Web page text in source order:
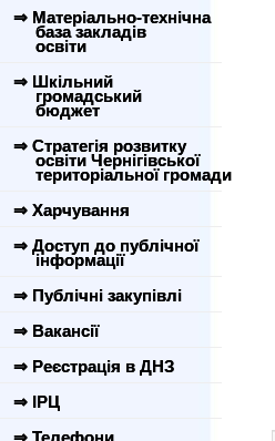
⇒ Матеріально-технічна
база закладів
освіти
⇒ Шкільний
громадський
бюджет
⇒ Стратегія розвитку
освіти Чернігівської
територіальної громади
⇒ Харчування
⇒ Доступ до публічної
інформації
⇒ Публічні закупівлі
⇒ Вакансії
⇒ Реєстрація в ДНЗ
⇒ ІРЦ
⇒ Телефони